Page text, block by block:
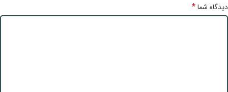
دیدگاه شما*